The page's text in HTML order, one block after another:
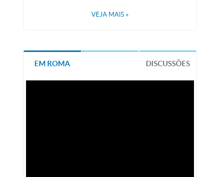
VEJA MAIS »
EM ROMA DISCUSSÕES